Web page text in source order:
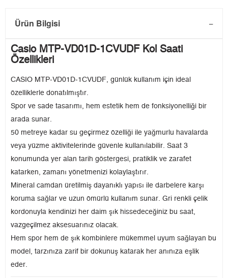
Ürün Bilgisi
Casio MTP-VD01D-1CVUDF Kol Saati
Özellikleri
CASIO MTP-VD01D-1CVUDF, günlük kullanım için ideal
özelliklerle donatılmıştır.
Spor ve sade tasarımı, hem estetik hem de fonksiyonelliği bir
arada sunar.
50 metreye kadar su geçirmez özelliği ile yağmurlu havalarda
veya yüzme aktivitelerinde güvenle kullanılabilir. Saat 3
konumunda yer alan tarih göstergesi, pratiklik ve zarafet
katarken, zamanı yönetmenizi kolaylaştırır.
Mineral camdan üretilmiş dayanıklı yapısı ile darbelere karşı
koruma sağlar ve uzun ömürlü kullanım sunar. Gri renkli çelik
kordonuyla kendinizi her daim şık hissedeceğiniz bu saat,
vazgeçilmez aksesuarınız olacak.
Hem spor hem de şık kombinlere mükemmel uyum sağlayan bu
model, tarzınıza zarif bir dokunuş katarak her anınıza eşlik
eder.